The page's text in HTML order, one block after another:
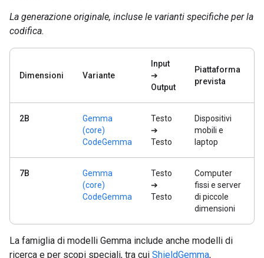
La generazione originale, incluse le varianti specifiche per la
codifica.
Dimensioni Variante
Input
➔
Output
Piattaforma
prevista
2B
Gemma
(core)
CodeGemma
Testo
➔
Testo
Dispositivi
mobili e
laptop
7B
Gemma
(core)
CodeGemma
Testo
➔
Testo
Computer
fissi e server
di piccole
dimensioni
La famiglia di modelli Gemma include anche modelli di
ricerca e per scopi speciali, tra cui ShieldGemma,